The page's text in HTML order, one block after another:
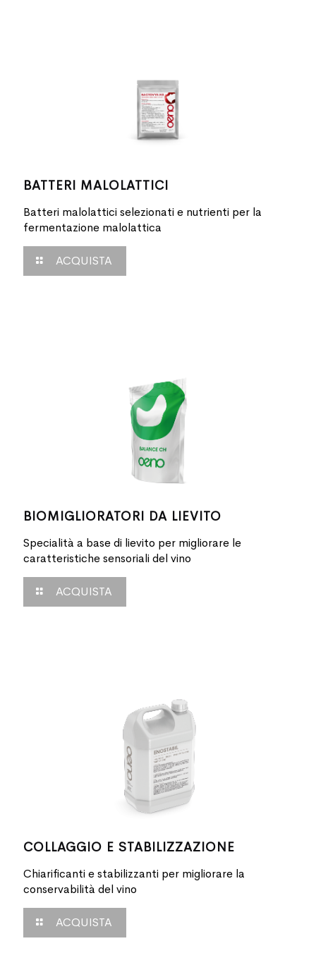
BATTERI MALOLATTICI
Batteri malolattici selezionati e nutrienti per la
fermentazione malolattica
ACQUISTA
BIOMIGLIORATORI DA LIEVITO
Specialità a base di lievito per migliorare le
caratteristiche sensoriali del vino
ACQUISTA
COLLAGGIO E STABILIZZAZIONE
Chiarificanti e stabilizzanti per migliorare la
conservabilità del vino
ACQUISTA